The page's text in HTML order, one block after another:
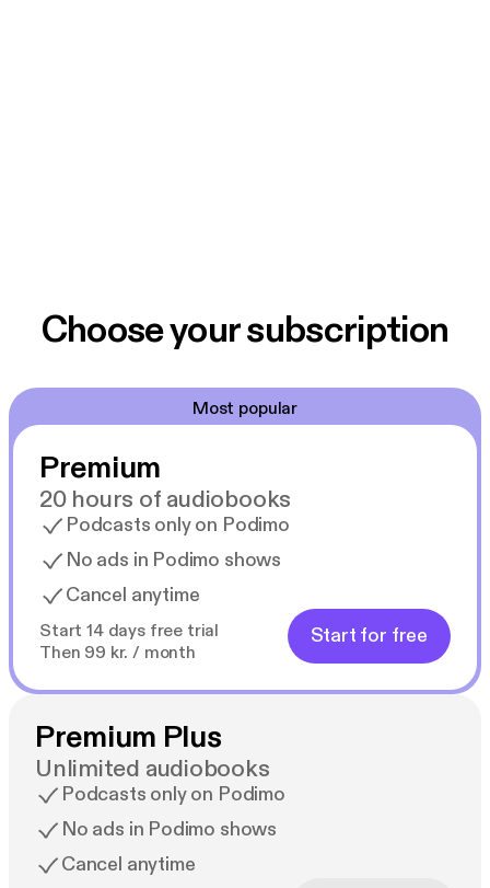
Choose your subscription
Most popular
Premium
20 hours of audiobooks
Podcasts only on Podimo
No ads in Podimo shows
Cancel anytime
Start 14 days free trial
Then 99 kr. / month
Start for free
Premium Plus
Unlimited audiobooks
Podcasts only on Podimo
No ads in Podimo shows
Cancel anytime